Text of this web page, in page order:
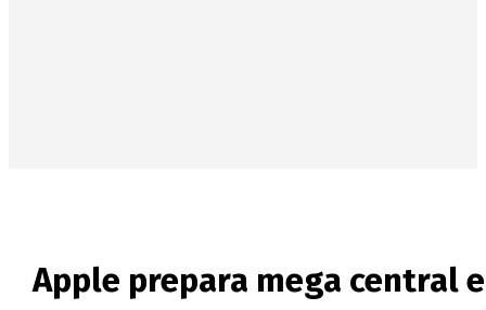
Apple prepara mega central